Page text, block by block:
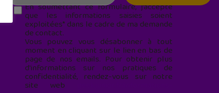
En soumettant ce formulaire, j’accepte
que les informations saisies soient
exploitées* dans le cadre de ma demande
de contact.
Vous pouvez vous désabonner à tout
moment en cliquant sur le lien en bas de
page de nos emails. Pour obtenir plus
d'informations sur nos pratiques de
confidentialité, rendez-vous sur notre
site web